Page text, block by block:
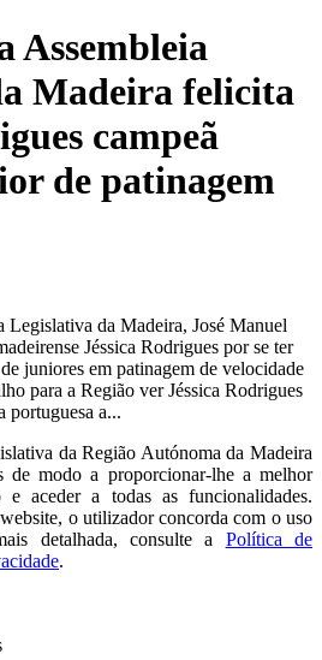
Assembleia
Madeira felicita
campeã
de patinagem
Legislativa da Madeira, José Manuel
Jéssica Rodrigues por se ter
juniores em patinagem de velocidade
para a Região ver Jéssica Rodrigues
portuguesa a...
da Região Autónoma da Madeira
de modo a proporcionar-lhe a melhor
e aceder a todas as funcionalidades.
o utilizador concorda com o uso
detalhada, consulte a
Política de
.